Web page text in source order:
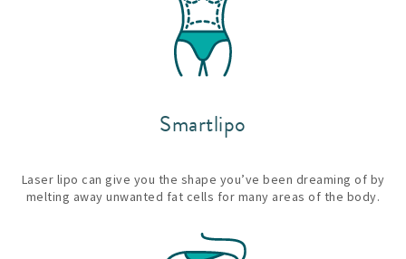
Smartlipo
Laser lipo can give you the shape you’ve been dreaming of by
melting away unwanted fat cells for many areas of the body.